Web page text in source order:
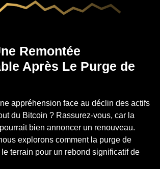
Remontée
Après Le Purge de
appréhension face au déclin des actifs
du Bitcoin ? Rassurez-vous, car la
bien annoncer un renouveau.
explorons comment la purge de
le terrain pour un rebond significatif de